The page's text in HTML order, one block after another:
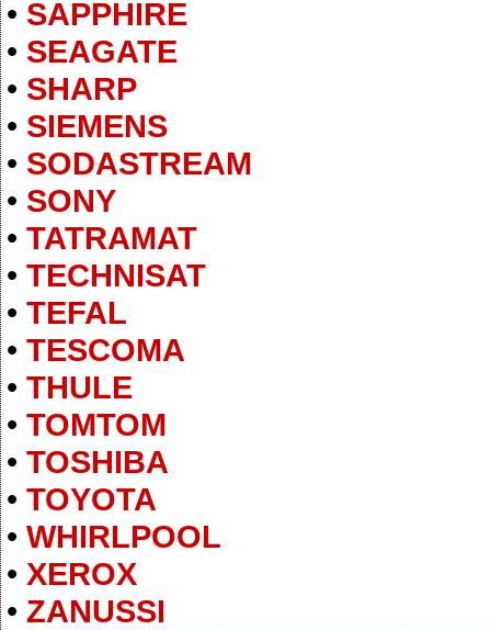
• SAPPHIRE
• SEAGATE
• SHARP
• SIEMENS
• SODASTREAM
• SONY
• TATRAMAT
• TECHNISAT
• TEFAL
• TESCOMA
• THULE
• TOMTOM
• TOSHIBA
• TOYOTA
• WHIRLPOOL
• XEROX
• ZANUSSI